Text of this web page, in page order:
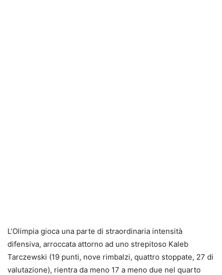
L’Olimpia gioca una parte di straordinaria intensità
difensiva, arroccata attorno ad uno strepitoso Kaleb
Tarczewski (19 punti, nove rimbalzi, quattro stoppate, 27 di
valutazione), rientra da meno 17 a meno due nel quarto